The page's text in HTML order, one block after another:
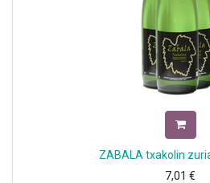
ZABALA txakolin
7,01 €